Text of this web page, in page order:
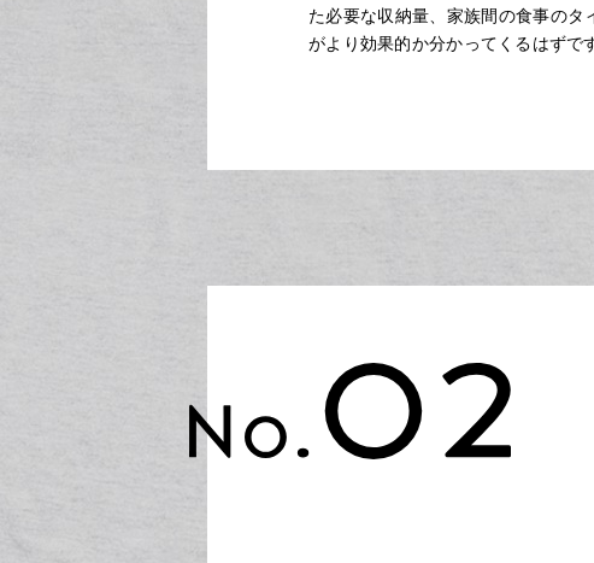
た必要な収納量、家族間の食事の
がより効果的か分かってくるはずです